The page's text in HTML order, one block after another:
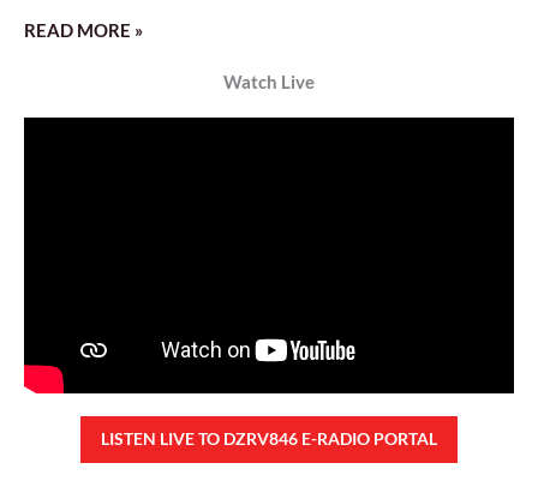
READ MORE »
Watch Live
LISTEN LIVE TO DZRV846 E-RADIO PORTAL